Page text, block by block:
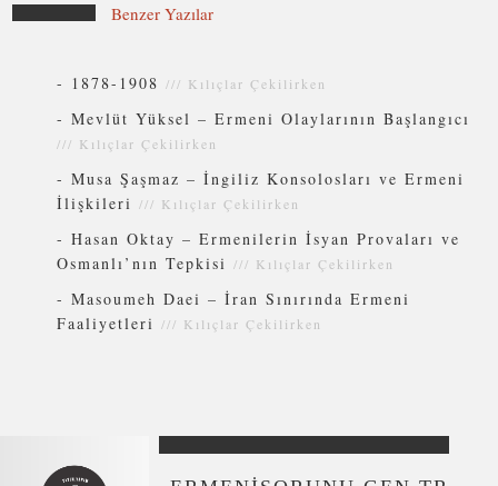
Benzer Yazılar
- 1878-1908 /// Kılıçlar Çekilirken
-Mevlüt Yüksel – Ermeni Olaylarının Başlangıcı
/// Kılıçlar Çekilirken
-Musa Şaşmaz – İngiliz Konsolosları ve Ermeni
İlişkileri /// Kılıçlar Çekilirken
-Hasan Oktay – Ermenilerin İsyan Provaları ve
Osmanlı’nın Tepkisi /// Kılıçlar Çekilirken
-Masoumeh Daei – İran Sınırında Ermeni
Faaliyetleri /// Kılıçlar Çekilirken